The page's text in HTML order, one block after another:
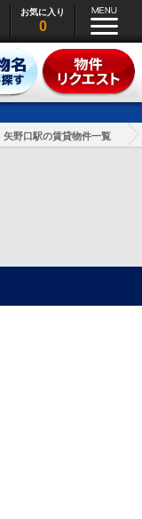
お気に入り
0
矢野口駅の賃貸物件一覧